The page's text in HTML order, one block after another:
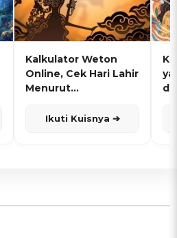
Kalkulator Weton
Online, Cek Hari Lahir
Menurut
Ikuti Kuisnya ➔